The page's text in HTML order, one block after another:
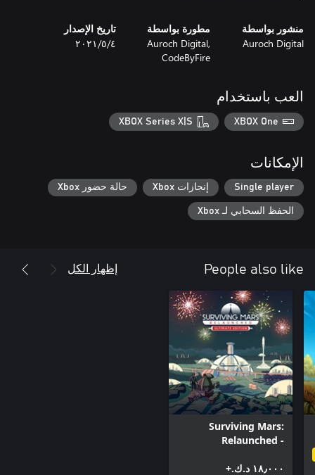
منشور بواسطة
Auroch Digital
مطورة بواسطة
Auroch Digital,
CodeByFire
تاريخ الإصدار
٤‏/٥‏/٢٠٢١
العب باستخدام
XBOX One
XBOX Series X|S
الإمكانات
Single player إنجازات Xbox حالة حضور Xbox
الحفظ السحابي لـ Xbox
People also like إظهار الكل
Surviving Mars:
Relaunched -
١٨٫٠٠٠ د.ك.‏+